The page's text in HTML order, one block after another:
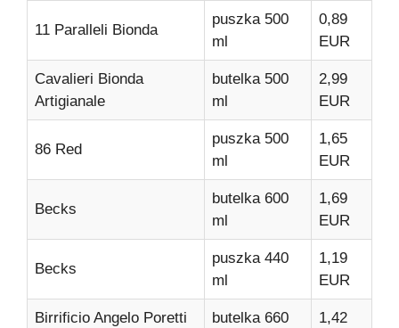
11 Paralleli Bionda
puszka 500
ml
0,89
EUR
Cavalieri Bionda
Artigianale
butelka 500
ml
2,99
EUR
86 Red
puszka 500
ml
1,65
EUR
Becks
butelka 600
ml
1,69
EUR
Becks
puszka 440
ml
1,19
EUR
Birrificio Angelo Poretti
butelka 660
1,42